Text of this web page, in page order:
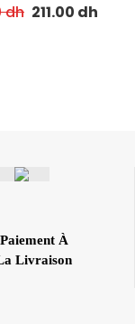
= Shampooing Anti-
dh 211.00 dh
Paiement À
Livraison